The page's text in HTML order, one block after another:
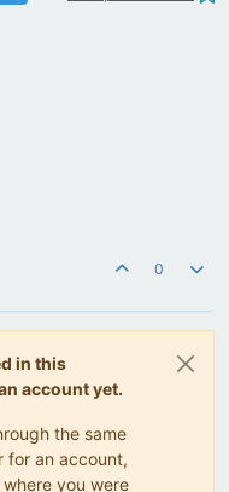
0
in this
account yet.
the same
for an account,
you were